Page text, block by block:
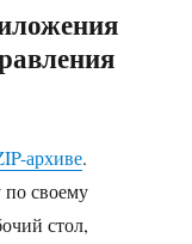
архиве.
своему
стол,